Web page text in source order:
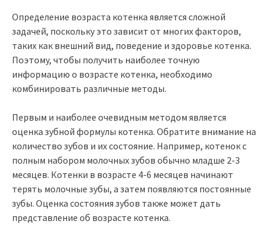
Определение возраста котенка является сложной
задачей, поскольку это зависит от многих факторов,
таких как внешний вид, поведение и здоровье котенка.
Поэтому, чтобы получить наиболее точную
информацию о возрасте котенка, необходимо
комбинировать различные методы.
Первым и наиболее очевидным методом является
оценка зубной формулы котенка. Обратите внимание на
количество зубов и их состояние. Например, котенок с
полным набором молочных зубов обычно младше 2-3
месяцев. Котенки в возрасте 4-6 месяцев начинают
терять молочные зубы, а затем появляются постоянные
зубы. Оценка состояния зубов также может дать
представление об возрасте котенка.